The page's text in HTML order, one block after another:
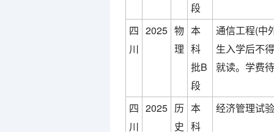
段
四
川
2025 物
理
本
科
批B
段
通信工程(中
生入学后不
就读。学费
四
川
2025 历
史
本
科
经济管理试